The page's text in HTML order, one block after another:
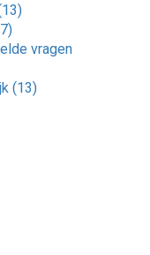
vragen
(13)